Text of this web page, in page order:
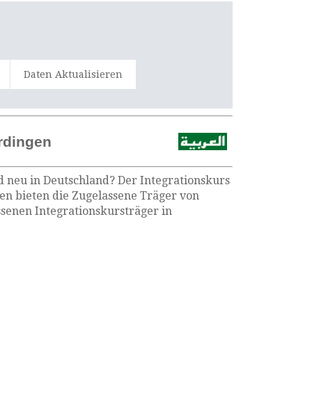
Daten Aktualisieren
neu in Deutschland? Der Integrationskurs
bieten die Zugelassene Träger von
Integrationskursträger in